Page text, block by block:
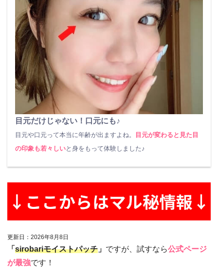
目元だけじゃない！口元にも♪
目元や口元って本当に年齢が出ますよね。
目元が変わると見た目
の印象も若々しいと身をもって体験しました♪
更新日： 2026年8月 8日
「 sirobariモイストパッチ 」 ですが、試すなら公式ページ
が最強です！